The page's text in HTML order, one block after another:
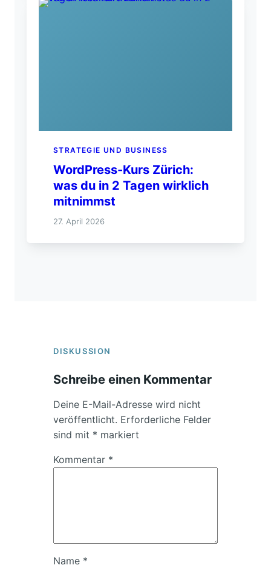
STRATEGIE UND BUSINESS
WordPress-Kurs Zürich:
was du in 2 Tagen wirklich
mitnimmst
27. April 2026
DISKUSSION
Schreibe einen Kommentar
Deine E-Mail-Adresse wird nicht
veröffentlicht. Erforderliche Felder
sind mit * markiert
Kommentar *
Name *